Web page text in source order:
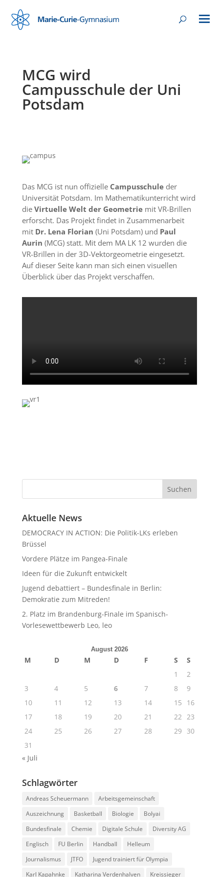
MCG wird
Campusschule der Uni
Potsdam
Das MCG ist nun offizielle Campusschuleder
Universität Potsdam. Im Mathematikunterricht wird
die Virtuelle Welt der Geometriemit VR-Brillen
erforscht. Das Projekt findet in Zusammenarbeit
mit Dr. Lena Florian (Uni Potsdam) und Paul
Aurin (MCG) statt. Mit dem MA LK 12 wurden die
VR-Brillen in der 3D-Vektorgeometrie eingesetzt.
Auf dieser Seite kann man sich einen visuellen
Überblick über das Projekt verschaffen.
Aktuelle News
DEMOCRACY IN ACTION: Die Politik-LKs erleben
Brüssel
Vordere Plätze im Pangea-Finale
Ideen für die Zukunft entwickelt
Jugend debattiert – Bundesfinale in Berlin:
Demokratie zum Mitreden!
2. Platz im Brandenburg-Finale im Spanisch-
Vorlesewettbewerb Leo, leo
August 2026
M D M D F S
S
1
2
3
4 5 6 7 8
9
10
11 12 13 14 15
16
17
18 19 20 21 22 23
24
25 26 27 28 29
30
31
« Juli
Schlagwörter
Andreas Scheuermann
Arbeitsgemeinschaft
Auszeichnung
Basketball Biologie
Bolyai
Bundesfinale
Chemie Digitale Schule
Diversity AG
Englisch
FU Berlin Handball
Helleum
Journalismus
JTFO
Jugend trainiert für Olympia
Karl Kapahnke
Katharina Verdenhalven Kreissieger